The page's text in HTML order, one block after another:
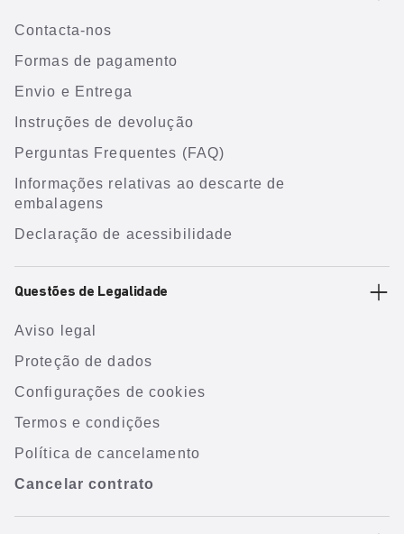
Contacta-nos
Formas de pagamento
Envio e Entrega
Instruções de devolução
Perguntas Frequentes (FAQ)
Informações relativas ao descarte de
embalagens
Declaração de acessibilidade
Questões de Legalidade
Aviso legal
Proteção de dados
Configurações de cookies
Termos e condições
Política de cancelamento
Cancelar contrato